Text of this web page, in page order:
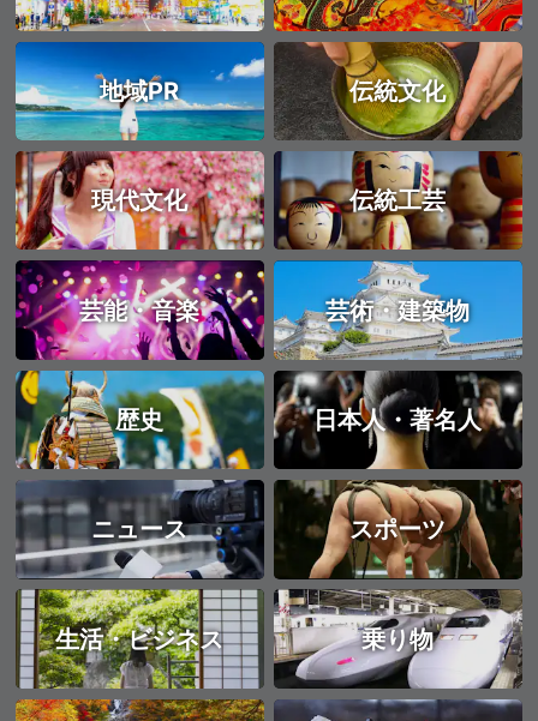
地域PR 伝統文化
現代文化 伝統工芸
芸能・音楽 芸術・建築物
歴史 日本人・著名人
ニュース スポーツ
生活・ビジネス 乗り物